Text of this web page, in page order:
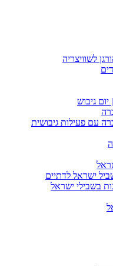
לשוויצריה
גיבוש
עם פעילות גיבושית
ישראל לדתיים
בשבילי ישראל